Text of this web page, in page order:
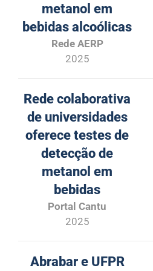
metanol em
bebidas alcoólicas
Rede AERP
2025
Rede colaborativa
de universidades
oferece testes de
detecção de
metanol em
bebidas
Portal Cantu
2025
Abrabar e UFPR